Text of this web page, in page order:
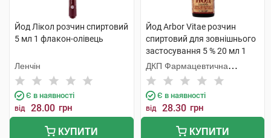
Йод Лікол розчин спиртовий
5 мл 1 флакон-олівець
Ленчін
Є в наявності
від 28.00 грн
КУПИТИ
Йод Arbor Vitae розчин
спиртовий для зовнішнього
застосування 5 % 20 мл 1
флакон
ДКП Фармацевтична
фабрика
Є в наявності
від 28.30 грн
КУПИТИ